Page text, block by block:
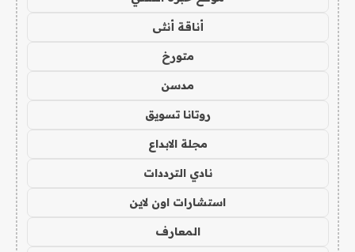
أناقة أنثى
متورخ
مدسن
روتانا تسويق
مجلة الابداع
نادي الترددات
استشارات اون لاين
المعارف